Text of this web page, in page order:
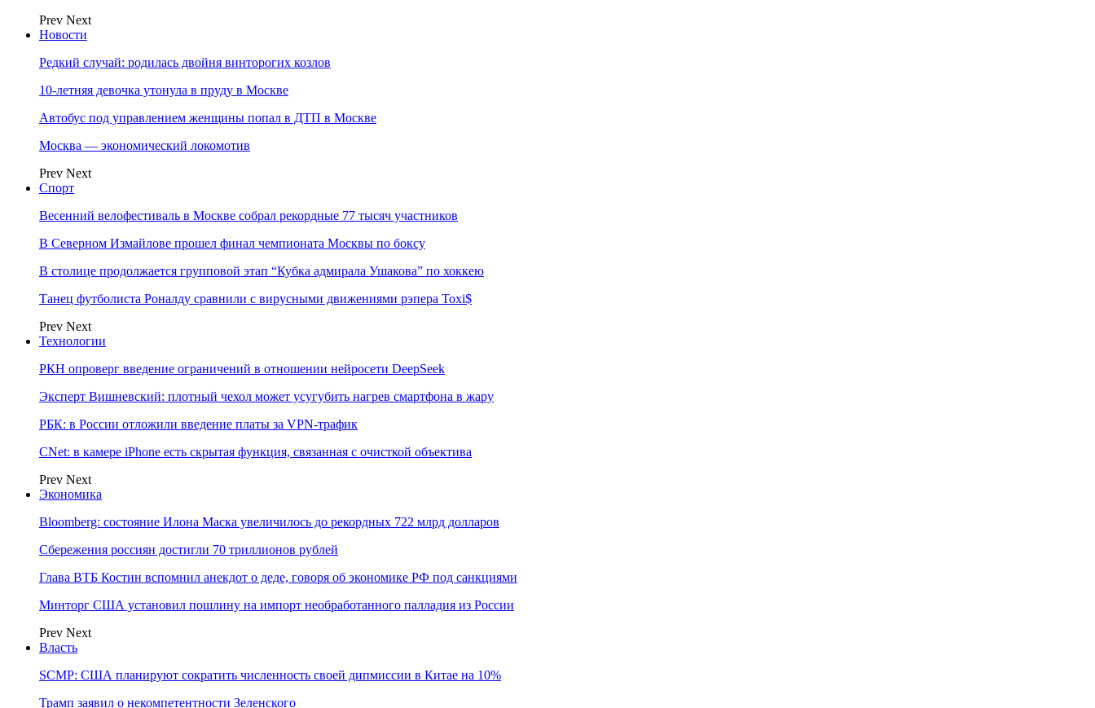
Prev Next
Новости
Редкий случай: родилась двойня винторогих козлов
10-летняя девочка утонула в пруду в Москве
Автобус под управлением женщины попал в ДТП в Москве
Москва — экономический локомотив
Prev Next
Спорт
Весенний велофестиваль в Москве собрал рекордные 77 тысяч участников
В Северном Измайлове прошел финал чемпионата Москвы по боксу
В столице продолжается групповой этап “Кубка адмирала Ушакова” по хоккею
Танец футболиста Роналду сравнили с вирусными движениями рэпера Toxi$
Prev Next
Технологии
РКН опроверг введение ограничений в отношении нейросети DeepSeek
Эксперт Вишневский: плотный чехол может усугубить нагрев смартфона в жару
РБК: в России отложили введение платы за VPN-трафик
CNet: в камере iPhone есть скрытая функция, связанная с очисткой объектива
Prev Next
Экономика
Bloomberg: состояние Илона Маска увеличилось до рекордных 722 млрд долларов
Сбережения россиян достигли 70 триллионов рублей
Глава ВТБ Костин вспомнил анекдот о деде, говоря об экономике РФ под санкциями
Минторг США установил пошлину на импорт необработанного палладия из России
Prev Next
Власть
SCMP: США планируют сократить численность своей дипмиссии в Китае на 10%
Трамп заявил о некомпетентности Зеленского